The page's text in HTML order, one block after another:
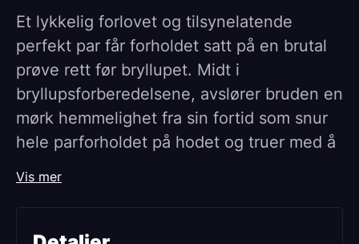
Et lykkelig forlovet og tilsynelatende
perfekt par får forholdet satt på en brutal
prøve rett før bryllupet. Midt i
bryllupsforberedelsene, avslører bruden en
mørk hemmelighet fra sin fortid som snur
hele parforholdet på hodet og truer med å
underholdende romantisk komedie med
Vis mer